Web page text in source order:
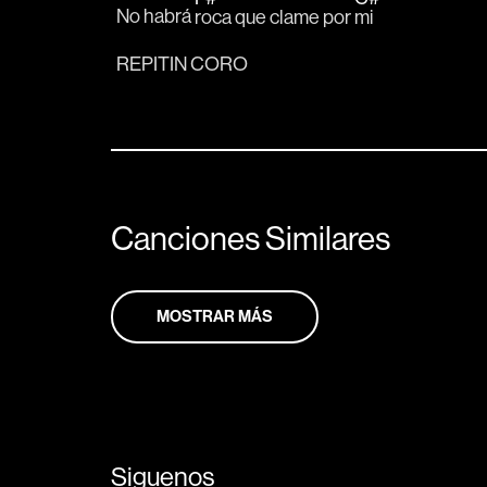
No habrá roca que clame por mi
REPITIN CORO
Canciones Similares
MOSTRAR MÁS
Siguenos